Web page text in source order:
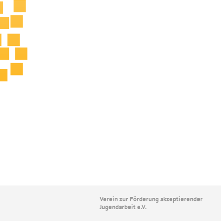
Verein zur Förderung akzeptierender
Jugendarbeit e.V.